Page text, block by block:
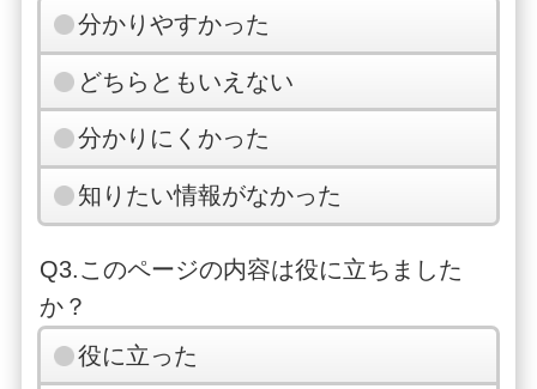
分かりやすかった
どちらともいえない
分かりにくかった
知りたい情報がなかった
Q3.このページの内容は役に立ちました
か？
役に立った